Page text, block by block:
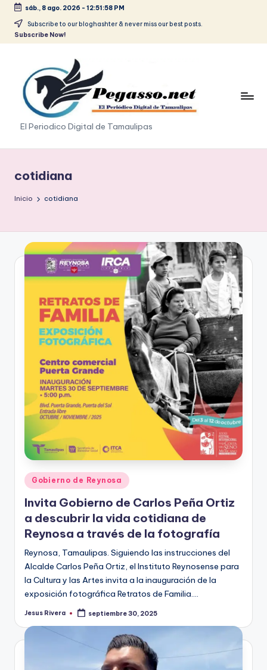
Saltar
sáb., 8 ago. 2026 - 12:51:59 PM
Subscribe to our bloghashter & never miss our best posts.
Subscribe Now!
p
e
s
.
r
El Periodico Digital de Tamaulipas
cotidiana
Inicio cotidiana
Publicado
en
Gobierno de Reynosa
Invita Gobierno de Carlos Peña Ortiz
a descubrir la vida cotidiana de
Reynosa a través de la fotografía
Reynosa, Tamaulipas. Siguiendo las instrucciones del
Alcalde Carlos Peña Ortiz, el Instituto Reynosense para
la Cultura y las Artes invita a la inauguración de la
exposición fotográfica Retratos de Familia.…
Publicado
Jesus Rivera septiembre 30, 2025